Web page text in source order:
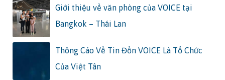
Giới thiệu về văn phòng của VOICE tại
Bangkok – Thái Lan
Thông Cáo Về Tin Đồn VOICE Là Tổ Chức
Của Việt Tân